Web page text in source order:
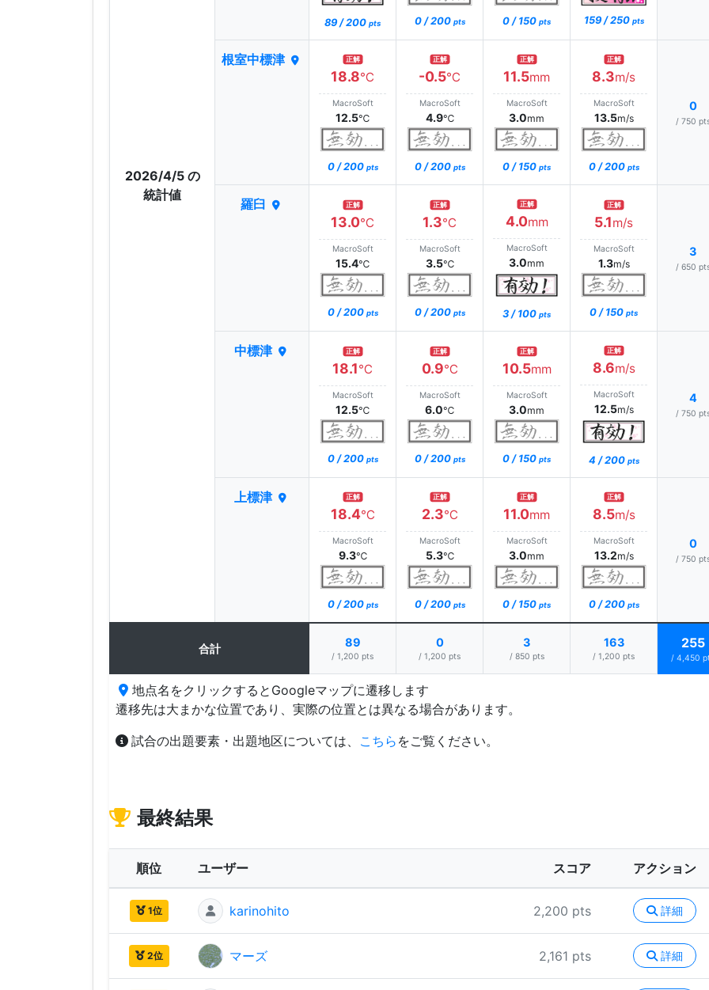
2026/4/5 の
統計値
89 / 200 pts 0 / 200 pts 0 / 150 pts 159 / 250 pts
根室中標津 正解
18.8℃
MacroSoft
12.5℃
0 / 200 pts
正解
-0.5℃
MacroSoft
4.9℃
0 / 200 pts
正解
11.5mm
MacroSoft
3.0mm
0 / 150 pts
正解
8.3m/s
MacroSoft
13.5m/s
0 / 200 pts
0
/ 750
羅臼 正解
13.0℃
MacroSoft
15.4℃
0 / 200 pts
正解
1.3℃
MacroSoft
3.5℃
0 / 200 pts
正解
4.0mm
MacroSoft
3.0mm
3 / 100 pts
正解
5.1m/s
MacroSoft
1.3m/s
0 / 150 pts
3
/ 650
中標津 正解
18.1℃
MacroSoft
12.5℃
0 / 200 pts
正解
0.9℃
MacroSoft
6.0℃
0 / 200 pts
正解
10.5mm
MacroSoft
3.0mm
0 / 150 pts
正解
8.6m/s
MacroSoft
12.5m/s
4 / 200 pts
4
/ 750
上標津 正解
18.4℃
MacroSoft
9.3℃
0 / 200 pts
正解
2.3℃
MacroSoft
5.3℃
0 / 200 pts
正解
11.0mm
MacroSoft
3.0mm
0 / 150 pts
正解
8.5m/s
MacroSoft
13.2m/s
0 / 200 pts
0
/ 750
合計 89
/ 1,200 pts
0
/ 1,200 pts
3
/ 850 pts
163
/ 1,200 pts
255
/ 4,450
地点名をクリックするとGoogleマップに遷移します
遷移先は大まかな位置であり、実際の位置とは異なる場合があります。
試合の出題要素・出題地区については、 こちら をご覧ください。
最終結果
順位 ユーザー スコア アクション
1位 karinohito 2,200 pts 詳細
2位 マーズ 2,161 pts 詳細